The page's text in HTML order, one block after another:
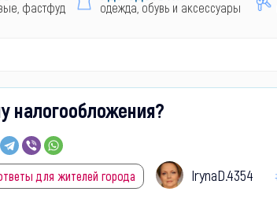
фастфуд одежда, обувь и аксессуары
налогообложения?
для жителей города IrynaD.4354